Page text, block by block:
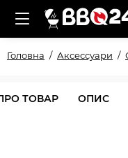
Головна Аксессуари
ТОВАР ОПИС